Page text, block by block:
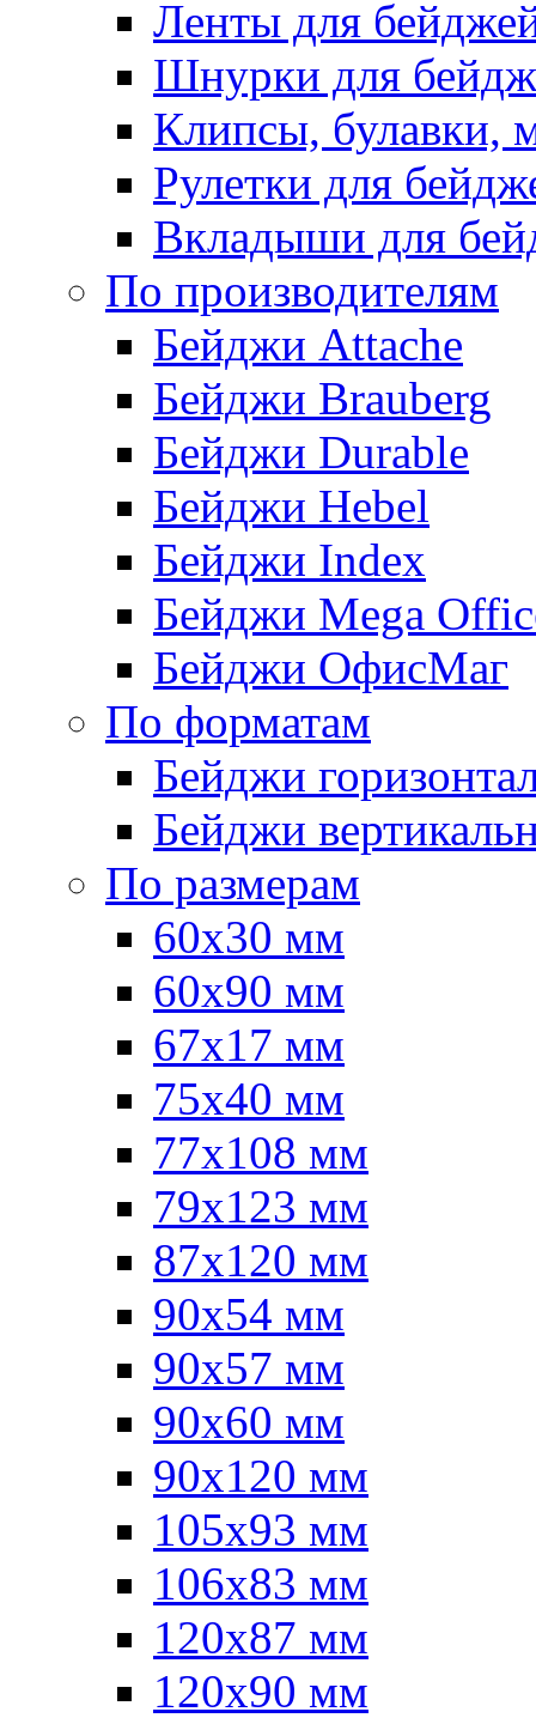
Ленты для
Шнурки для
Клипсы, булавки,
Рулетки для
Вкладыши для
По производителям
Бейджи Attache
Бейджи Brauberg
Бейджи Durable
Бейджи Hebel
Бейджи Index
Бейджи Mega
Бейджи ОфисМаг
По форматам
Бейджи
Бейджи
По размерам
60x30 мм
60х90 мм
67х17 мм
75x40 мм
77х108 мм
79х123 мм
87х120 мм
90x54 мм
90х57 мм
90х60 мм
90х120 мм
105х93 мм
106х83 мм
120х87 мм
120х90 мм